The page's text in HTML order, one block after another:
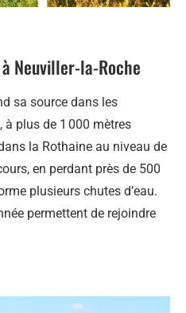
Neuviller-la-Roche
sa source dans les
plus de 1 000 mètres
la Rothaine au niveau de
en perdant près de 500
plusieurs chutes d’eau.
permettent de rejoindre